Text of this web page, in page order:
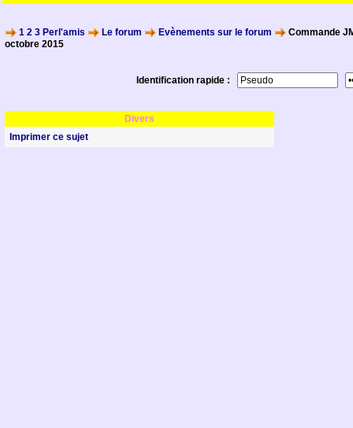
1 2 3 Perl'amis Le forum Evènements sur le forum
Commande
octobre 2015
Identification rapide :
Divers
Imprimer ce sujet